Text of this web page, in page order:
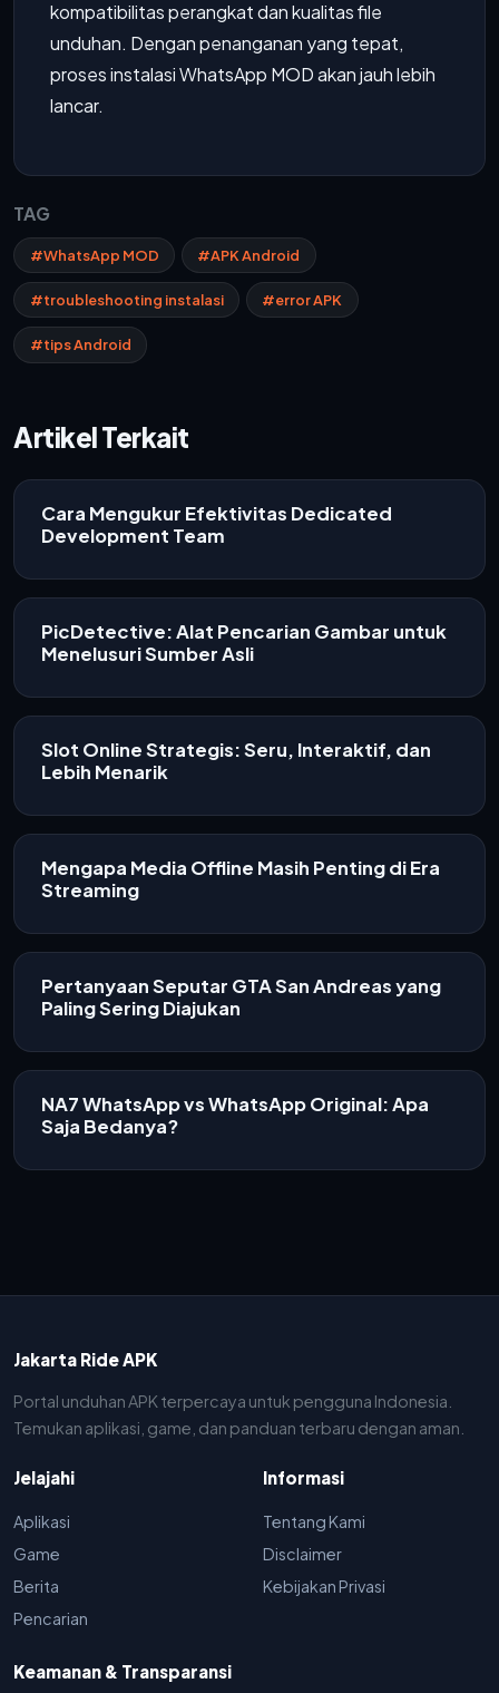
kompatibilitas perangkat dan kualitas file
unduhan. Dengan penanganan yang tepat,
proses instalasi WhatsApp MOD akan jauh lebih
lancar.
TAG
#WhatsApp MOD #APK Android
#troubleshooting instalasi #error APK
#tips Android
Artikel Terkait
Cara Mengukur Efektivitas Dedicated
Development Team
PicDetective: Alat Pencarian Gambar untuk
Menelusuri Sumber Asli
Slot Online Strategis: Seru, Interaktif, dan
Lebih Menarik
Mengapa Media Offline Masih Penting di Era
Streaming
Pertanyaan Seputar GTA San Andreas yang
Paling Sering Diajukan
NA7 WhatsApp vs WhatsApp Original: Apa
Saja Bedanya?
Jakarta Ride APK
Portal unduhan APK terpercaya untuk pengguna Indonesia.
Temukan aplikasi, game, dan panduan terbaru dengan aman.
Jelajahi
Aplikasi
Game
Berita
Pencarian
Informasi
Tentang Kami
Disclaimer
Kebijakan Privasi
Keamanan & Transparansi